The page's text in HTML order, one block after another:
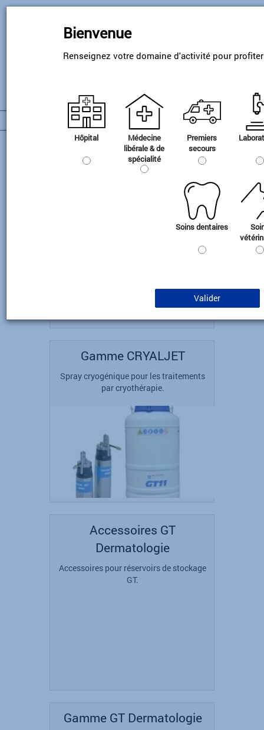
Skip
Bienvenue
Renseignez votre domaine d'activité pour
Hôpital
Médecine
libérale & de
spécialité
Premiers
secours
Soins dentaires
Valider
Dermatologie
Accessoires CRYALJET
Accessoires CRYALJET pour les
Gamme CRYALJET
Spray cryogénique pour les traitements
par cryothérapie.
Accessoires GT
Dermatologie
Accessoires pour réservoirs de stockage
GT.
Gamme GT Dermatologie